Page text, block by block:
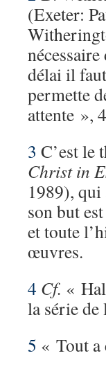
(Exeter:
délai il
permette
attente »,
3 C’est le
Christ in
1989), qui
son but
et toute
œuvres.
4 Cf. «
la série
5 « Tout a